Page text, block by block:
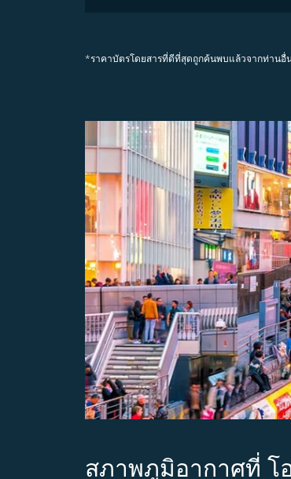
*ราคาบัตรโดยสารที่ดีที่สุดถูกค้นพบแล้วจากท่านอื่
สภาพภูมิอากาศที่ โ